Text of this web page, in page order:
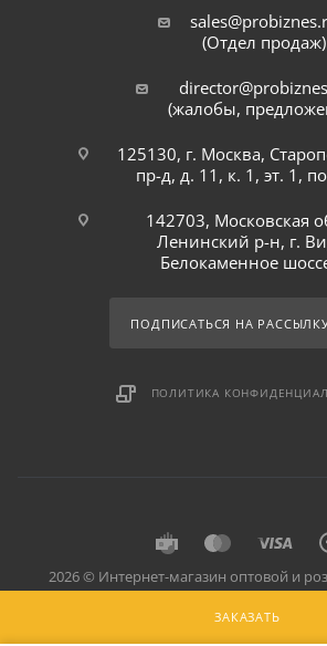
ЗАКАЗАТЬ
(Отдел продаж)
(жалобы,
125130, г. Москва,
пр-д, д. 11, к. 1, эт. 1,
142703, Московская
Ленинский р-н, г.
Белокаменное
ПОДПИСАТЬСЯ НА
ПОЛИТИКА
2026 © Интернет-магазин оптовой и
торговли и общепита: инвентарь,